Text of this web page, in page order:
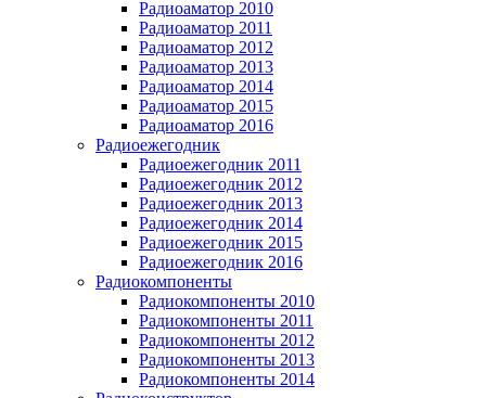
Радиоаматор 2010
Радиоаматор 2011
Радиоаматор 2012
Радиоаматор 2013
Радиоаматор 2014
Радиоаматор 2015
Радиоаматор 2016
Радиоежегодник
Радиоежегодник 2011
Радиоежегодник 2012
Радиоежегодник 2013
Радиоежегодник 2014
Радиоежегодник 2015
Радиоежегодник 2016
Радиокомпоненты
Радиокомпоненты 2010
Радиокомпоненты 2011
Радиокомпоненты 2012
Радиокомпоненты 2013
Радиокомпоненты 2014